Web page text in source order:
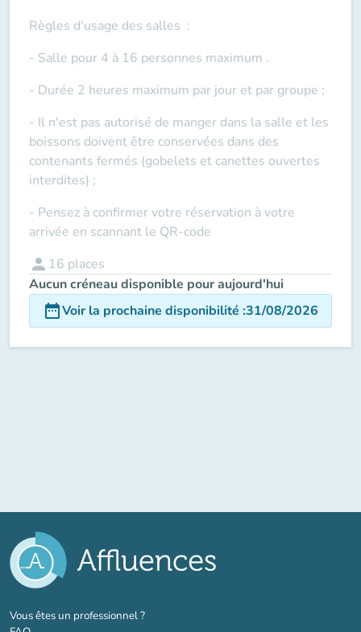
Règles d'usage des salles :
- Salle pour 4 à 16 personnes maximum .
- Durée 2 heures maximum par jour et par groupe ;
- Il n'est pas autorisé de manger dans la salle et les
boissons doivent être conservées dans des
contenants fermés (gobelets et canettes ouvertes
interdites) ;
- Pensez à confirmer votre réservation à votre
arrivée en scannant le QR-code
person 16 places
Aucun créneau disponible pour aujourd'hui
date_rangeVoir la prochaine disponibilité :31/08/2026
Vous êtes un professionnel ?(nouvel onglet)